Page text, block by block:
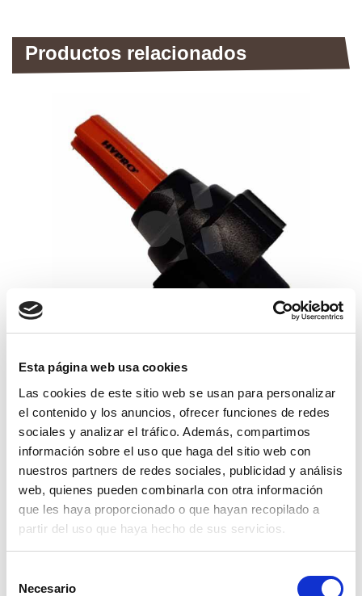
Esta página web usa cookies
Las cookies de este sitio web se usan para personalizar
el contenido y los anuncios, ofrecer funciones de redes
sociales y analizar el tráfico. Además, compartimos
información sobre el uso que haga del sitio web con
nuestros partners de redes sociales, publicidad y análisis
web, quienes pueden combinarla con otra información
que les haya proporcionado o que hayan recopilado a
partir del uso que haya hecho de sus servicios.
Necesario
Productos relacionados
boquilla hypro xt naranja+tuerca
bayonet
45,86€ comprar